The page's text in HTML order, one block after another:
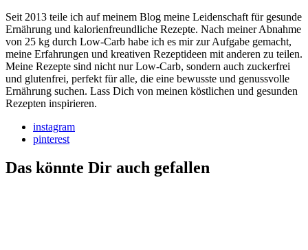
Seit 2013 teile ich auf meinem Blog meine Leidenschaft für gesunde
Ernährung und kalorienfreundliche Rezepte. Nach meiner Abnahme
von 25 kg durch Low-Carb habe ich es mir zur Aufgabe gemacht,
meine Erfahrungen und kreativen Rezeptideen mit anderen zu teilen.
Meine Rezepte sind nicht nur Low-Carb, sondern auch zuckerfrei
und glutenfrei, perfekt für alle, die eine bewusste und genussvolle
Ernährung suchen. Lass Dich von meinen köstlichen und gesunden
Rezepten inspirieren.
instagram
pinterest
Das könnte Dir auch gefallen